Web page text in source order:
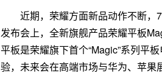
近期，荣耀方面新品动作不断
发布会上，全新旗舰产品荣耀平板
平板是荣耀旗下首个“Magic”系列平
验，未来会在高端市场与华为、苹果